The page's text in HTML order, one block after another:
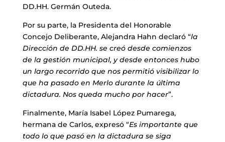
DD.HH. Germán Outeda.
Por su parte, la Presidenta del Honorable
Concejo Deliberante, Alejandra Hahn declaró “la
Dirección de DD.HH. se creó desde comienzos
de la gestión municipal, y desde entonces hubo
un largo recorrido que nos permitió visibilizar lo
que ha pasado en Merlo durante la última
dictadura. Nos queda mucho por hacer”.
Finalmente, María Isabel López Pumarega,
hermana de Carlos, expresó “Es importante que
todo lo que pasó en la dictadura se siga